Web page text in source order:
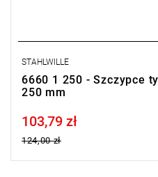
STAHLWILLE
6660 1 250 - Szczypce
250 mm
Price tax included
103,79 zł
124,00 zł